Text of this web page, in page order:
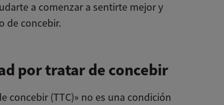
a comenzar a sentirte mejor y
de concebir.
por tratar de concebir
concebir (TTC)» no es una condición